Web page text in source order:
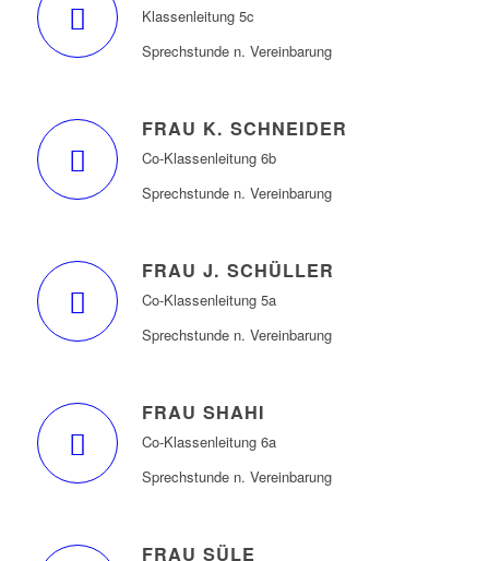
Klassenleitung 5c
Sprechstunde n. Vereinbarung
FRAU K. SCHNEIDER
Co-Klassenleitung 6b
Sprechstunde n. Vereinbarung
FRAU J. SCHÜLLER
Co-Klassenleitung 5a
Sprechstunde n. Vereinbarung
FRAU SHAHI
Co-Klassenleitung 6a
Sprechstunde n. Vereinbarung
FRAU SÜLE